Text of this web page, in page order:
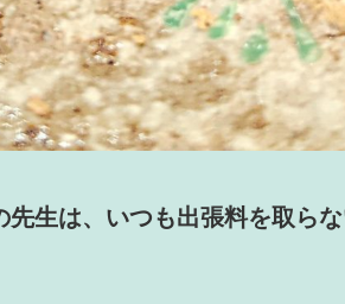
生は、いつも出張料を取ら